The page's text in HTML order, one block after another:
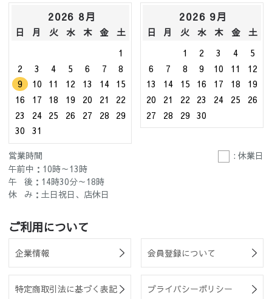
2026 8月
日 月 火 水 木 金
土
1
2
3 4 5 6 7
8
9
10 11 12 13 14
15
16
17 18 19 20 21
22
23
24 25 26 27 28
29
30
31
2026 9月
日 月 火 水 木 金
土
1
2 3 4
5
6
7 8 9 10 11
12
13
14 15 16 17 18
19
20
21 22 23 24 25
26
27
28 29 30
営業時間
: 休業日
午前中：10時～13時
午 後：14時30分～18時
休 み：土日祝日、店休日
ご利用について
企業情報 会員登録について
特定商取引法に基づく表記 プライバシーポリシー